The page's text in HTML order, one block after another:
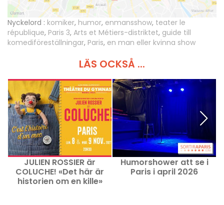
Nyckelord : komiker, humor, enmansshow, teater le
république, Paris 3, Arts et Métiers-distriktet, guide till
komediföreställningar, Paris, en man eller kvinna show
LÄS OCKSÅ ...
JULIEN ROSSIER är
COLUCHE! «Det här är
historien om en kille»
Humorshower att se i
Paris i april 2026